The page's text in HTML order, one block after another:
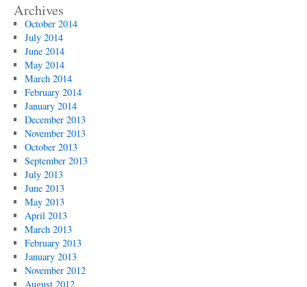
Archives
October 2014
July 2014
June 2014
May 2014
March 2014
February 2014
January 2014
December 2013
November 2013
October 2013
September 2013
July 2013
June 2013
May 2013
April 2013
March 2013
February 2013
January 2013
November 2012
August 2012